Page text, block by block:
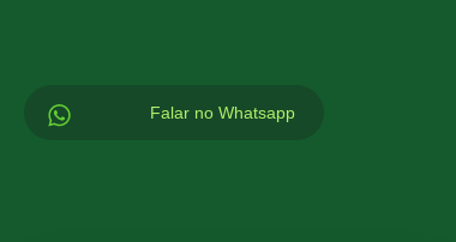
Falar no Whatsapp